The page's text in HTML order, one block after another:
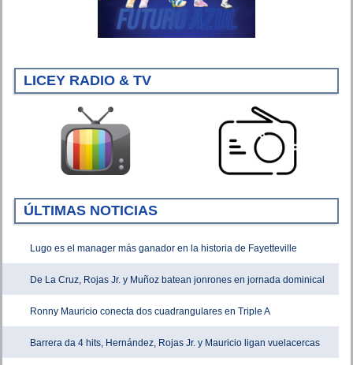
LICEY RADIO & TV
ÚLTIMAS NOTICIAS
Lugo es el manager más ganador en la historia de Fayetteville
De La Cruz, Rojas Jr. y Muñoz batean jonrones en jornada dominical
Ronny Mauricio conecta dos cuadrangulares en Triple A
Barrera da 4 hits, Hernández, Rojas Jr. y Mauricio ligan vuelacercas